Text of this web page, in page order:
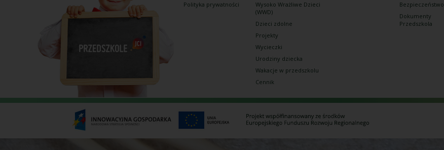
Polityka prywatności
Wysoko Wrażliwe Dzieci
(WWD)
Dzieci zdolne
Projekty
Wycieczki
Urodziny dziecka
Wakacje w przedszkolu
Cennik
Bezpieczeństwo
Dokumenty
Przedszkola